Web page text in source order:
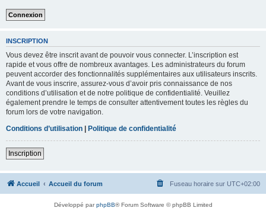
INSCRIPTION
Vous devez être inscrit avant de pouvoir vous connecter. L’inscription est
rapide et vous offre de nombreux avantages. Les administrateurs du forum
peuvent accorder des fonctionnalités supplémentaires aux utilisateurs inscrits.
Avant de vous inscrire, assurez-vous d’avoir pris connaissance de nos
conditions d’utilisation et de notre politique de confidentialité. Veuillez
également prendre le temps de consulter attentivement toutes les règles du
forum lors de votre navigation.
Conditions d’utilisation | Politique de confidentialité
Inscription
Accueil Accueil du forum Fuseau horaire sur UTC+02:00
Développé parphpBB® Forum Software © phpBB Limited